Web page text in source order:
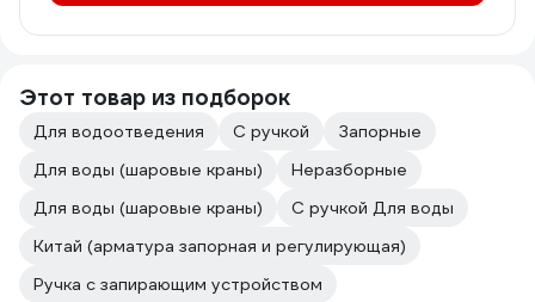
Этот товар из подборок
Для водоотведения С ручкой
Запорные
Для воды (шаровые краны)
Неразборные
Для воды (шаровые краны)
С ручкой Для воды
Китай (арматура запорная и регулирующая)
Ручка с запирающим устройством